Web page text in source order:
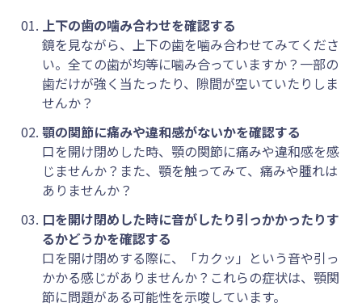
上下の歯の噛み合わせを確認する
鏡を見ながら、上下の歯を噛み合わせてみてくださ
い。全ての歯が均等に噛み合っていますか？一部の
歯だけが強く当たったり、隙間が空いていたりしま
せんか？
顎の関節に痛みや違和感がないかを確認する
口を開け閉めした時、顎の関節に痛みや違和感を感
じませんか？また、顎を触ってみて、痛みや腫れは
ありませんか？
口を開け閉めした時に音がしたり引っかかったりす
るかどうかを確認する
口を開け閉めする際に、「カクッ」という音や引っ
かかる感じがありませんか？これらの症状は、顎関
節に問題がある可能性を示唆しています。